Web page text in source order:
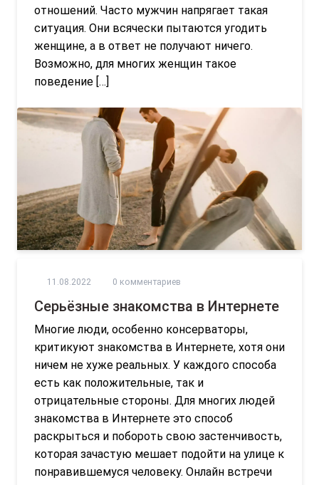
отношений. Часто мужчин напрягает такая
ситуация. Они всячески пытаются угодить
женщине, а в ответ не получают ничего.
Возможно, для многих женщин такое
поведение […]
11.08.2022 0 комментариев
Серьёзные знакомства в Интернете
Многие люди, особенно консерваторы,
критикуют знакомства в Интернете, хотя они
ничем не хуже реальных. У каждого способа
есть как положительные, так и
отрицательные стороны. Для многих людей
знакомства в Интернете это способ
раскрыться и побороть свою застенчивость,
которая зачастую мешает подойти на улице к
понравившемуся человеку. Онлайн встречи